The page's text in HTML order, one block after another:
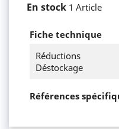
En stock 1 Article
Fiche technique
Réductions
Déstockage
Références